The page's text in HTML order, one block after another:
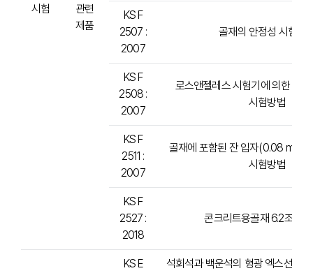
시험
관련
제품
KS F
2507 :
2007
골재의 안정성 시험방
KS F
2508 :
2007
로스앤젤레스 시험기에 의한 굵
시험방법
KS F
2511 :
2007
골재에 포함된 잔 입자(0.08 mm
시험방법
KS F
2527 :
2018
콘크리트용골재 6.2조립
KS E
석회석과 백운석의 형광 엑스선 분